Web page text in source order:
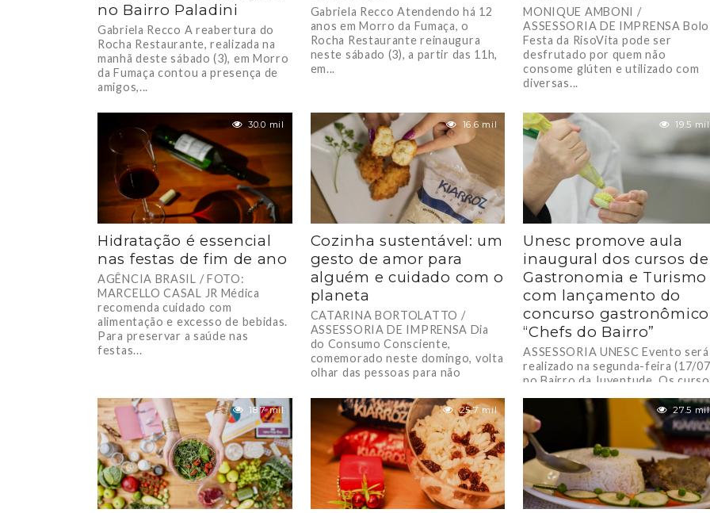
no Bairro Paladini
Gabriela Recco A reabertura do
Rocha Restaurante, realizada na
manhã deste sábado (3), em Morro
da Fumaça contou a presença de
amigos,...
Gabriela Recco Atendendo há 12
anos em Morro da Fumaça, o
Rocha Restaurante reinaugura
neste sábado (3), a partir das 11h,
em...
MONIQUE AMBONI /
ASSESSORIA DE IMPRENSA Bolo
Festa da RisoVita pode ser
desfrutado por quem não
consome glúten e utilizado com
diversas...
30.0 mil
Hidratação é essencial
nas festas de fim de ano
AGÊNCIA BRASIL / FOTO:
MARCELLO CASAL JR Médica
recomenda cuidado com
alimentação e excesso de bebidas.
Para preservar a saúde nas
festas...
16.6 mil
Cozinha sustentável: um
gesto de amor para
alguém e cuidado com o
planeta
CATARINA BORTOLATTO /
ASSESSORIA DE IMPRENSA Dia
do Consumo Consciente,
comemorado neste domingo, volta
olhar das pessoas para não
19.5 mil
Unesc promove aula
inaugural dos cursos de
Gastronomia e Turismo
com lançamento do
concurso gastronômico
“Chefs do Bairro”
ASSESSORIA UNESC Evento será
realizado na segunda-feira (17/
no Bairro da Juventude. Os
Turismo da Unesc...
18.7 mil 25.7 mil 27.5 mil